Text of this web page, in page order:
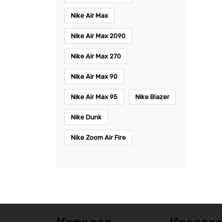
Nike Air Max
Nike Air Max 2090
Nike Air Max 270
Nike Air Max 90
Nike Air Max 95 Nike Blazer
Nike Dunk
Nike Zoom Air Fire